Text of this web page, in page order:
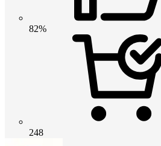
82%
248